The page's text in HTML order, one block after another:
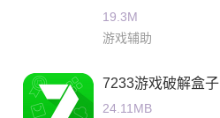
19.3M
游戏辅助
7233游戏破解盒子
24.11MB